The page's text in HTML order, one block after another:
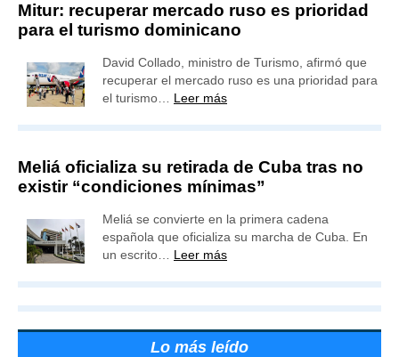
Mitur: recuperar mercado ruso es prioridad
para el turismo dominicano
David Collado, ministro de Turismo, afirmó que
recuperar el mercado ruso es una prioridad para
el turismo… Leer más
Meliá oficializa su retirada de Cuba tras no
existir “condiciones mínimas”
Meliá se convierte en la primera cadena
española que oficializa su marcha de Cuba. En
un escrito… Leer más
Lo más leído